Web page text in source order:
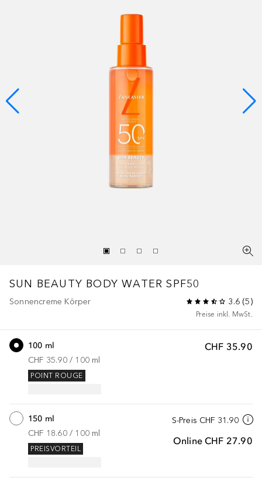
SUN BEAUTY BODY WATER SPF50
Sonnencreme Körper 3.6 (5)
Preise inkl. MwSt.
CHF 35.90
100 ml
CHF 35.90 / 100 ml
POINT ROUGE
S-Preis CHF 31.90
Online CHF 27.90
150 ml
CHF 18.60 / 100 ml
PREISVORTEIL